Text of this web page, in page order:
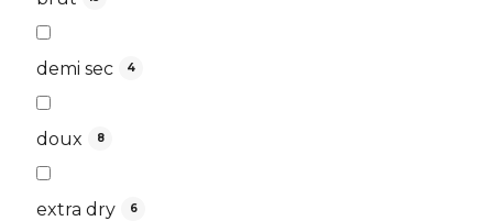
demi sec 4
doux 8
extra dry 6